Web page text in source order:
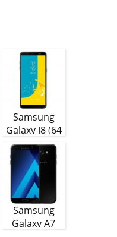
Samsung
Galaxy J8 (64
GB)
Samsung
Galaxy A7